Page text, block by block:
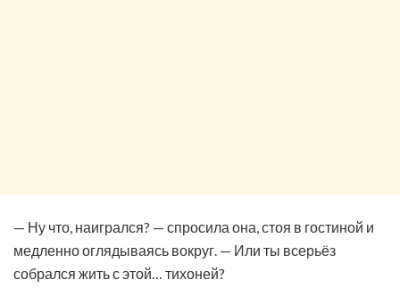
— Ну что, наигрался? — спросила она, стоя в гостиной и
медленно оглядываясь вокруг. — Или ты всерьёз
собрался жить с этой… тихоней?